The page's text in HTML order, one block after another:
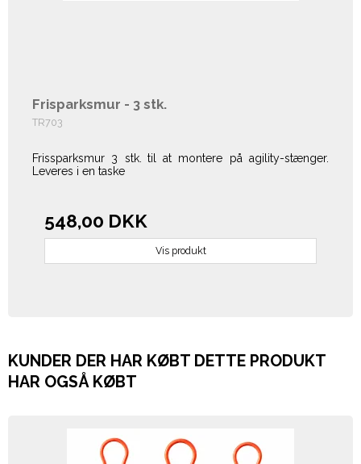
Frisparksmur - 3 stk.
TR703
Frissparksmur 3 stk.
til at montere på agility-stænger.
Leveres i en taske
548,00 DKK
Vis produkt
KUNDER DER HAR KØBT DETTE PRODUKT
HAR OGSÅ KØBT